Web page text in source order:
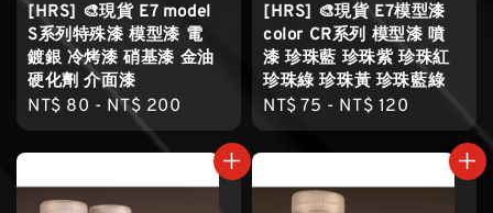
[HRS] 🎨現貨 E7 model
S系列特殊漆 模型漆 電
鍍銀 冷烤漆 硝基漆 金油
硬化劑 介面漆
Regular
price
NT$ 80 - NT$ 200
[HRS] 🎨現貨 E7模型漆
color CR系列 模型漆 噴
漆 珍珠藍 珍珠紫 珍珠紅
珍珠綠 珍珠黃 珍珠藍綠
Regular
price
NT$ 75 - NT$ 120